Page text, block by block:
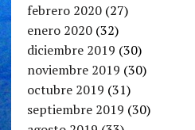
febrero 2020(27)
enero 2020(32)
diciembre 2019 (30)
noviembre 2019 (30)
octubre 2019 (31)
septiembre 2019 (30)